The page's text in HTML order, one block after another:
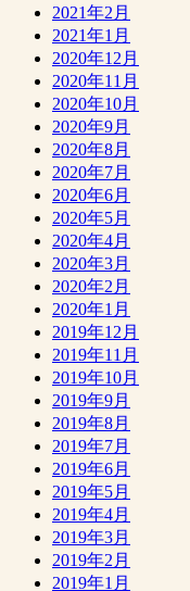
2021年2月
2021年1月
2020年12月
2020年11月
2020年10月
2020年9月
2020年8月
2020年7月
2020年6月
2020年5月
2020年4月
2020年3月
2020年2月
2020年1月
2019年12月
2019年11月
2019年10月
2019年9月
2019年8月
2019年7月
2019年6月
2019年5月
2019年4月
2019年3月
2019年2月
2019年1月